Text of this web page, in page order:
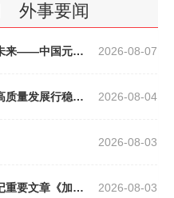
外事要闻
2026-08-07
大道行天下丨东方之约，相约未来——中国元首外交...
2026-08-04
习近平经济思想指引中国经济高质量发展行稳致远
2026-08-03
2026-08-03
《求是》杂志发表习近平总书记重要文章《加快建设...